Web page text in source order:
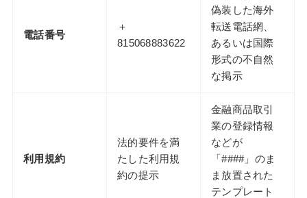
電話番号
＋
815068883622
偽装した海外
転送電話網、
あるいは国際
形式の不自然
な掲示
利用規約
法的要件を満
たした利用規
約の提示
金融商品取引
業の登録情報
などが
「####」のま
ま放置された
テンプレート